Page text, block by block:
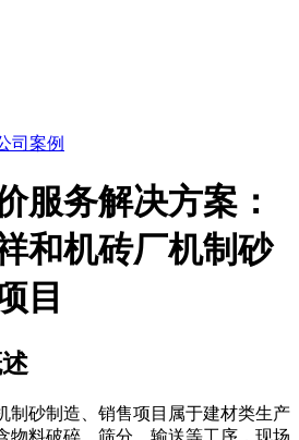
司案例
服务解决方案：
和机砖厂机制砂
目
制砂制造、销售项目属于建材类生产
物料破碎、筛分、输送等工序，现场